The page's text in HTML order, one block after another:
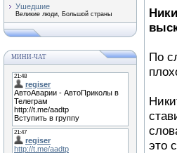
Ушедшие
Великие люди, Большой страны
МИНИ-ЧАТ
По
это